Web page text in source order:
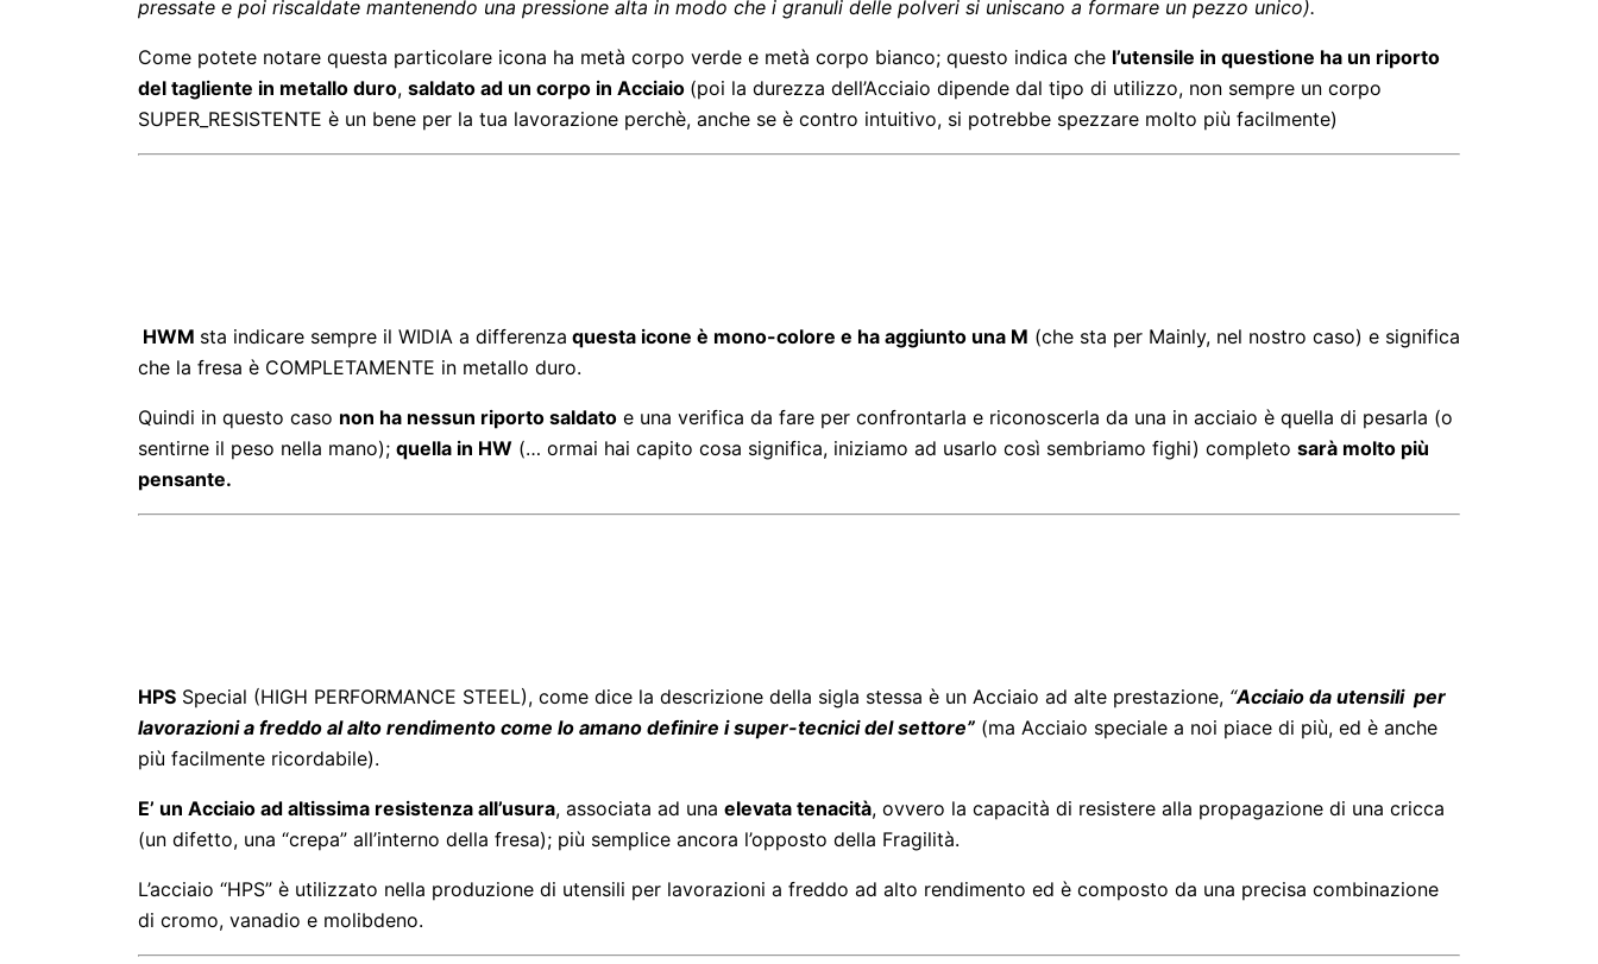
pressate e poi riscaldate mantenendo una pressione alta in modo che i granuli delle polveri si uniscano a formare un pezzo unico).
Come potete notare questa particolare icona ha metà corpo verde e metà corpo bianco; questo indica che l’utensile in questione ha un riporto
del tagliente in metallo duro, saldato ad un corpo in Acciaio (poi la durezza dell’Acciaio dipende dal tipo di utilizzo, non sempre un corpo
SUPER_RESISTENTE è un bene per la tua lavorazione perchè, anche se è contro intuitivo, si potrebbe spezzare molto più facilmente)
HWM sta indicare sempre il WIDIA a differenza questa icone è mono-colore e ha aggiunto una M (che sta per Mainly, nel nostro caso) e significa
che la fresa è COMPLETAMENTE in metallo duro.
Quindi in questo caso non ha nessun riporto saldato e una verifica da fare per confrontarla e riconoscerla da una in acciaio è quella di pesarla (o
sentirne il peso nella mano); quella in HW (… ormai hai capito cosa significa, iniziamo ad usarlo così sembriamo fighi) completo sarà molto più
pensante.
HPS Special (HIGH PERFORMANCE STEEL), come dice la descrizione della sigla stessa è un Acciaio ad alte prestazione, “Acciaio da utensili per
lavorazioni a freddo al alto rendimento come lo amano definire i super-tecnici del settore” (ma Acciaio speciale a noi piace di più, ed è anche
più facilmente ricordabile).
E’ un Acciaio ad altissima resistenza all’usura, associata ad una elevata tenacità, ovvero la capacità di resistere alla propagazione di una cricca
(un difetto, una “crepa” all’interno della fresa); più semplice ancora l’opposto della Fragilità.
L’acciaio “HPS” è utilizzato nella produzione di utensili per lavorazioni a freddo ad alto rendimento ed è composto da una precisa combinazione
di cromo, vanadio e molibdeno.